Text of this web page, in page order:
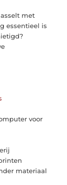
met
essentieel is
voor
materiaal